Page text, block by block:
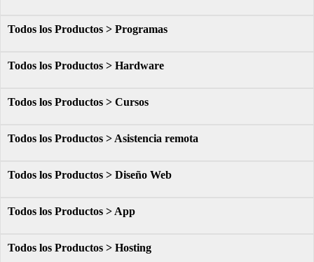
Todos los Productos > Programas
Todos los Productos > Hardware
Todos los Productos > Cursos
Todos los Productos > Asistencia remota
Todos los Productos > Diseño Web
Todos los Productos > App
Todos los Productos > Hosting